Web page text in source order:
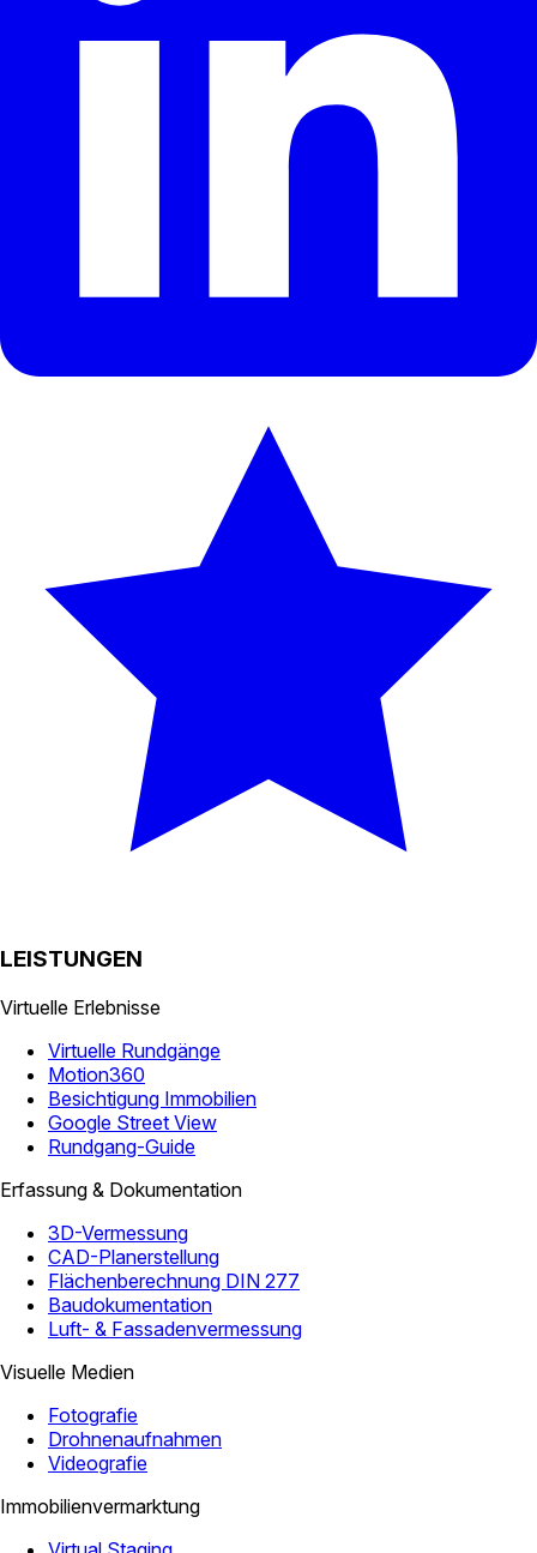
LEISTUNGEN
Virtuelle Erlebnisse
Virtuelle Rundgänge
Motion360
Besichtigung Immobilien
Google Street View
Rundgang-Guide
Erfassung & Dokumentation
3D-Vermessung
CAD-Planerstellung
Flächenberechnung DIN 277
Baudokumentation
Luft- & Fassadenvermessung
Visuelle Medien
Fotografie
Drohnenaufnahmen
Videografie
Immobilienvermarktung